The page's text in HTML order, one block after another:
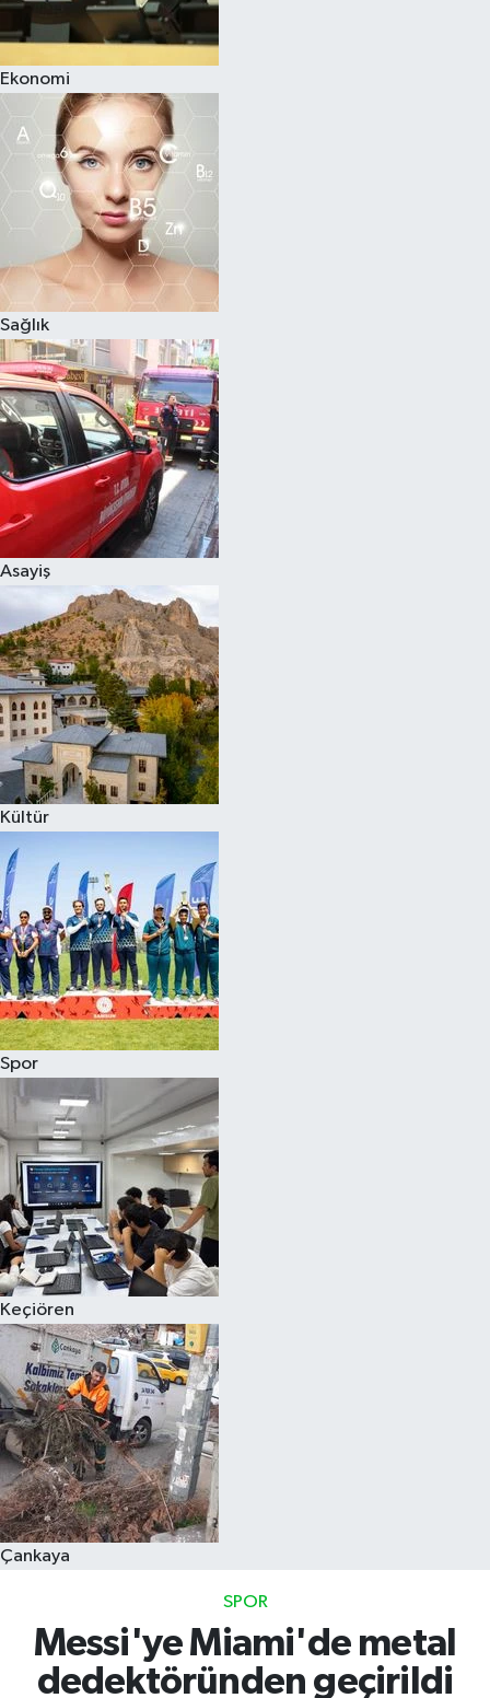
Ekonomi
Sağlık
Asayiş
Kültür
Spor
Keçiören
Çankaya
SPOR
Messi'ye Miami'de metal
dedektöründen geçirildi